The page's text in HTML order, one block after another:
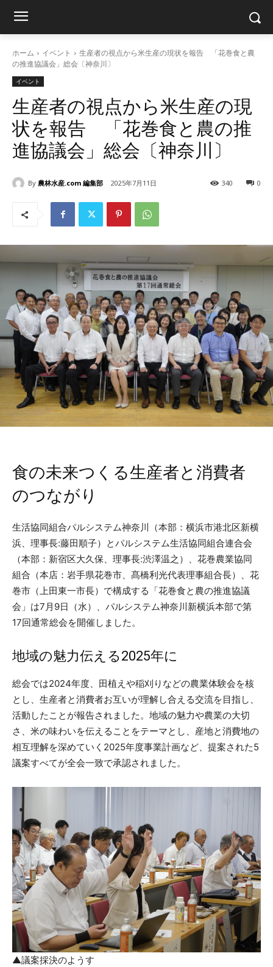
ホーム イベント
生産者の視点から米生産の現状を報告 「花巻食と農
の推進協議会」総会〔神奈川〕
イベント
生産者の視点から米生産の現
状を報告 「花巻食と農の推
進協議会」総会〔神奈川〕
By 農林水産.com 編集部 2025年7月11日 0
340
食の未来つくる生産者と消費者
のつながり
生活協同組合パルシステム神奈川（本部：横浜市港北区新横
浜、理事長:藤田順子）とパルシステム生活協同組合連合会
（本部：新宿区大久保、理事長:渋澤温之）、花巻農業協同
組合（本店：岩手県花巻市、髙橋利光代表理事組合長）、花
巻市（上田東一市長）で構成する「花巻食と農の推進協議
会」は7月9日（水）、パルシステム神奈川新横浜本部で第
17回通常総会を開催しました。
地域の魅力伝える2025年に
総会では2024年度、田植えや稲刈りなどの農業体験会を核
とし、生産者と消費者お互いが理解し合える交流を目指し、
活動したことが報告されました。地域の魅力や農業の大切
さ、米の味わいを伝えることをテーマとし、産地と消費地の
相互理解を深めていく2025年度事業計画など、提案された5
議案すべてが全会一致で承認されました。
▲議案採決のようす